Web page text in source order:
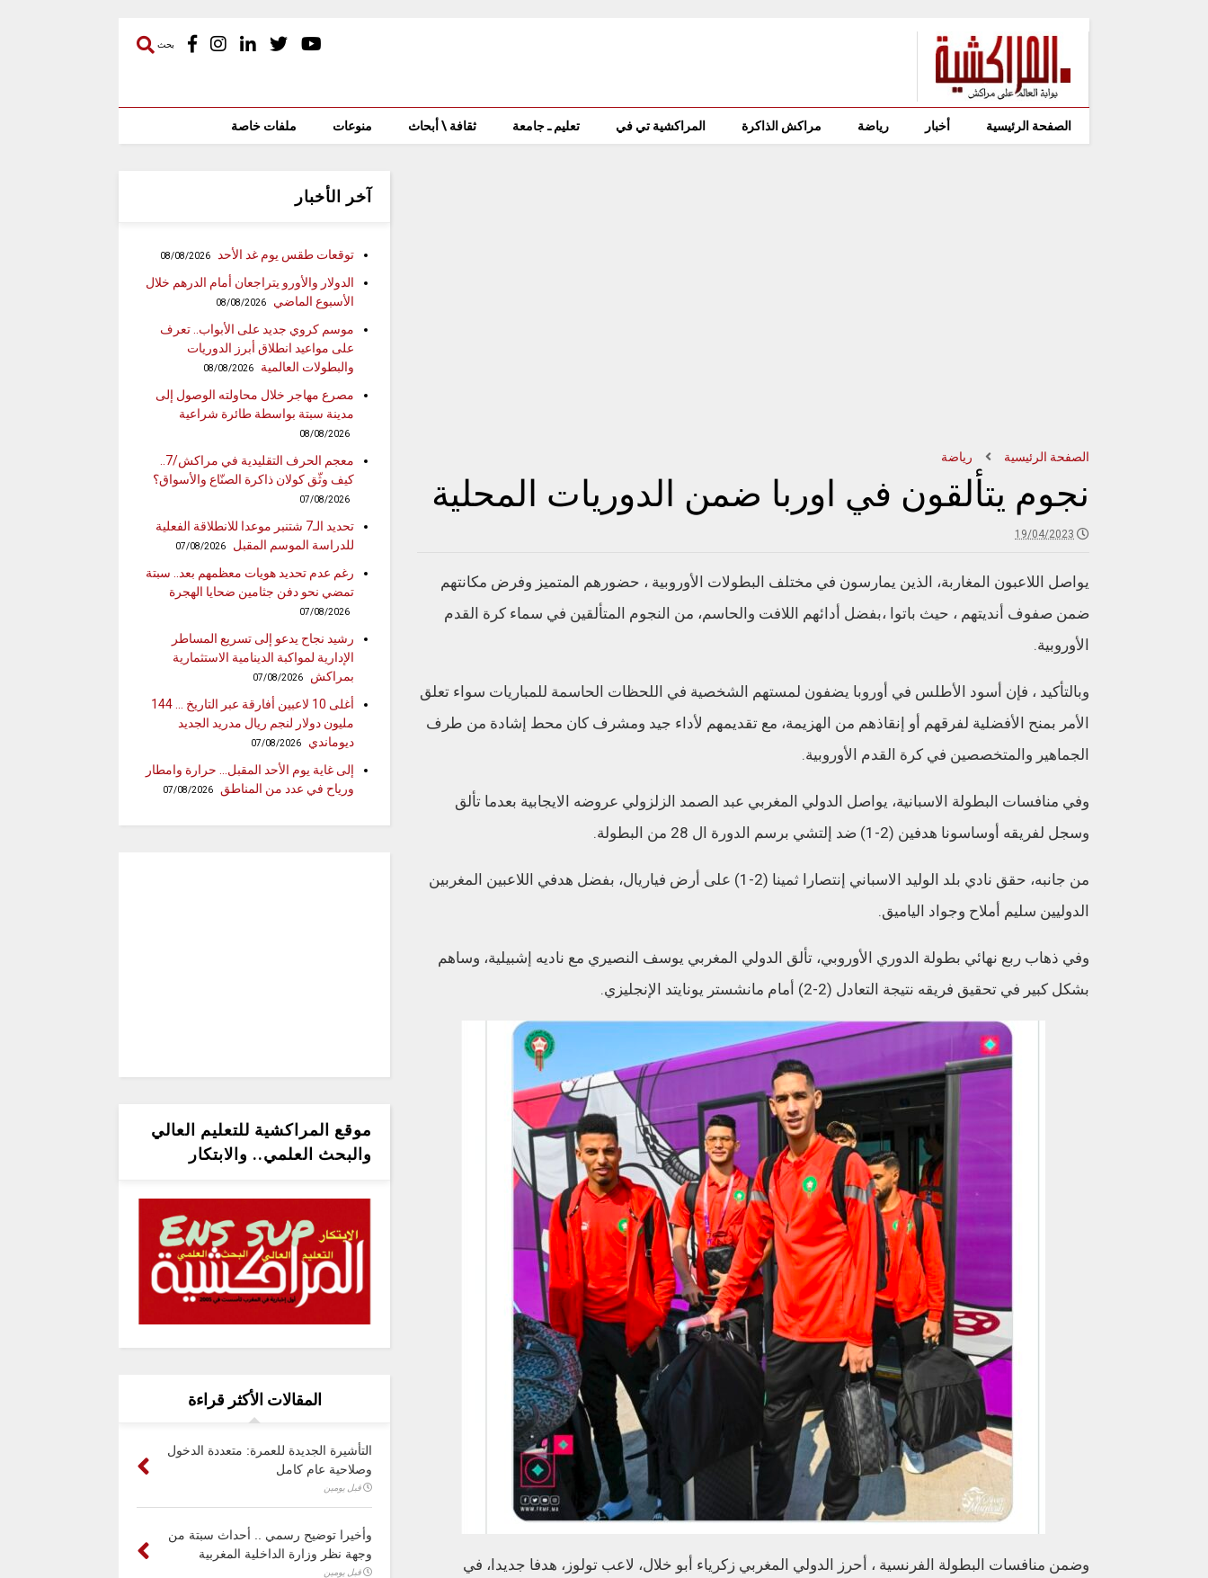
بحث
الصفحة الرئيسية أخبار رياضة مراكش الذاكرة المراكشية تي في تعليم ـ جامعة ثقافة \ أبحاث منوعات ملفات خاصة
الصفحة الرئيسية رياضة
نجوم يتألقون في اوربا ضمن الدوريات المحلية
19/04/2023
يواصل اللاعبون المغاربة، الذين يمارسون في مختلف البطولات الأوروبية ، حضورهم المتميز وفرض مكانتهم
ضمن صفوف أنديتهم ، حيث باتوا ،بفضل أدائهم اللافت والحاسم، من النجوم المتألقين في سماء كرة القدم
الأوروبية.
وبالتأكيد ، فإن أسود الأطلس في أوروبا يضفون لمستهم الشخصية في اللحظات الحاسمة للمباريات سواء تعلق
الأمر بمنح الأفضلية لفرقهم أو إنقاذهم من الهزيمة، مع تقديمهم لأداء جيد ومشرف كان محط إشادة من طرف
الجماهير والمتخصصين في كرة القدم الأوروبية.
وفي منافسات البطولة الاسبانية، يواصل الدولي المغربي عبد الصمد الزلزولي عروضه الايجابية بعدما تألق
وسجل لفريقه أوساسونا هدفين (2-1) ضد إلتشي برسم الدورة ال 28 من البطولة.
من جانبه، حقق نادي بلد الوليد الاسباني إنتصارا ثمينا (2-1) على أرض فياريال، بفضل هدفي اللاعبين المغربين
الدوليين سليم أملاح وجواد الياميق.
وفي ذهاب ربع نهائي بطولة الدوري الأوروبي، تألق الدولي المغربي يوسف النصيري مع ناديه إشبيلية، وساهم
بشكل كبير في تحقيق فريقه نتيجة التعادل (2-2) أمام مانشستر يونايتد الإنجليزي.
وضمن منافسات البطولة الفرنسية ، أحرز الدولي المغربي زكرياء أبو خلال، لاعب تولوز، هدفا جديدا، في
آخر الأخبار
توقعات طقس يوم غد الأحد 08/08/2026
الدولار والأورو يتراجعان أمام الدرهم خلال
الأسبوع الماضي
08/08/2026
موسم كروي جديد على الأبواب.. تعرف
على مواعيد انطلاق أبرز الدوريات
والبطولات العالمية
08/08/2026
مصرع مهاجر خلال محاولته الوصول إلى
مدينة سبتة بواسطة طائرة شراعية
08/08/2026
معجم الحرف التقليدية في مراكش/7..
كيف وثّق كولان ذاكرة الصنّاع والأسواق؟
07/08/2026
تحديد الـ7 شتنبر موعدا للانطلاقة الفعلية
للدراسة الموسم المقبل
07/08/2026
رغم عدم تحديد هويات معظمهم بعد.. سبتة
تمضي نحو دفن جثامين ضحايا الهجرة
07/08/2026
رشيد نجاح يدعو إلى تسريع المساطر
الإدارية لمواكبة الدينامية الاستثمارية
بمراكش
07/08/2026
أغلى 10 لاعبين أفارقة عبر التاريخ … 144
مليون دولار لنجم ريال مدريد الجديد
ديوماندي
07/08/2026
إلى غاية يوم الأحد المقبل… حرارة وامطار
ورياح في عدد من المناطق
07/08/2026
موقع المراكشية للتعليم العالي
والبحث العلمي.. والابتكار
المقالات الأكثر قراءة
التأشيرة الجديدة للعمرة: متعددة الدخول
وصلاحية عام كامل
قبل يومين
وأخيرا توضيح رسمي .. أحداث سبتة من
وجهة نظر وزارة الداخلية المغربية
قبل يومين